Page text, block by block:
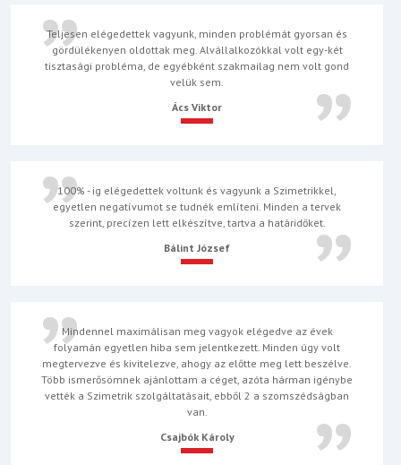
Teljesen elégedettek vagyunk, minden problémát gyorsan és
gördülékenyen oldottak meg. Alvállalkozókkal volt egy-két
tisztasági probléma, de egyébként szakmailag nem volt gond
velük sem.
Ács Viktor
100% - ig elégedettek voltunk és vagyunk a Szimetrikkel,
egyetlen negatívumot se tudnék említeni. Minden a tervek
szerint, precízen lett elkészítve, tartva a határidőket.
Bálint József
Mindennel maximálisan meg vagyok elégedve az évek
folyamán egyetlen hiba sem jelentkezett. Minden úgy volt
megtervezve és kivitelezve, ahogy az előtte meg lett beszélve.
Több ismerősömnek ajánlottam a céget, azóta hárman igénybe
vették a Szimetrik szolgáltatásait, ebből 2 a szomszédságban
van.
Csajbók Károly